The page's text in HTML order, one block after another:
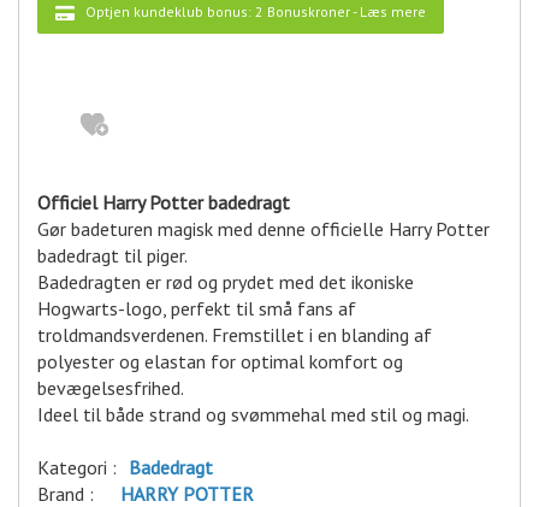
Optjen kundeklub bonus: 2 Bonuskroner- Læs mere
Officiel Harry Potter badedragt
Gør badeturen magisk med denne officielle Harry Potter
badedragt til piger.
Badedragten er rød og prydet med det ikoniske
Hogwarts-logo, perfekt til små fans af
troldmandsverdenen. Fremstillet i en blanding af
polyester og elastan for optimal komfort og
bevægelsesfrihed.
Ideel til både strand og svømmehal med stil og magi.
Kategori : Badedragt
Brand :
HARRY POTTER